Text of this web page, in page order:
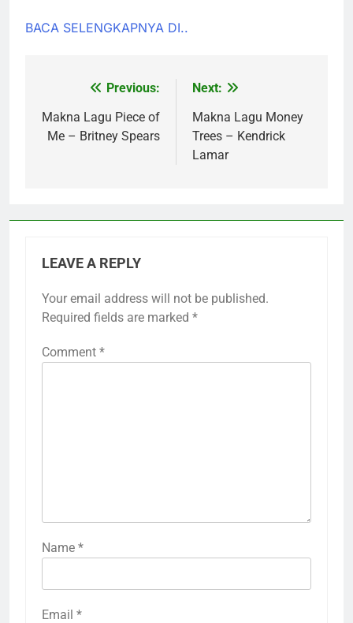
BACA SELENGKAPNYA DI..
navigation
Previous:
Makna Lagu Piece of
Me – Britney Spears
Next:
Makna Lagu Money
Trees – Kendrick
Lamar
LEAVE A REPLY
Your email address will not be published.
Required fields are marked *
Comment *
Name *
Email *